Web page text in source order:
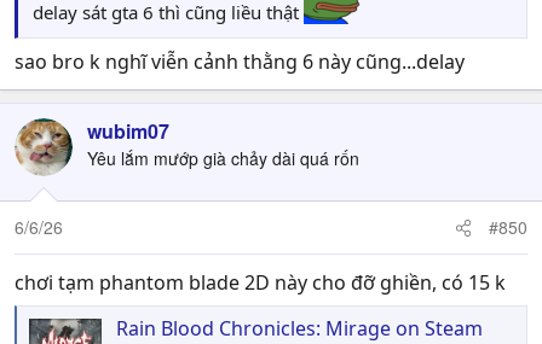
delay sát gta 6 thì cũng liều thật
sao bro k nghĩ viễn cảnh thằng 6 này cũng...delay
wubim07
Yêu lắm mướp già chảy dài quá rốn
6/6/26 #850
chơi tạm phantom blade 2D này cho đỡ ghiền, có 15 k
Rain Blood Chronicles: Mirage on Steam